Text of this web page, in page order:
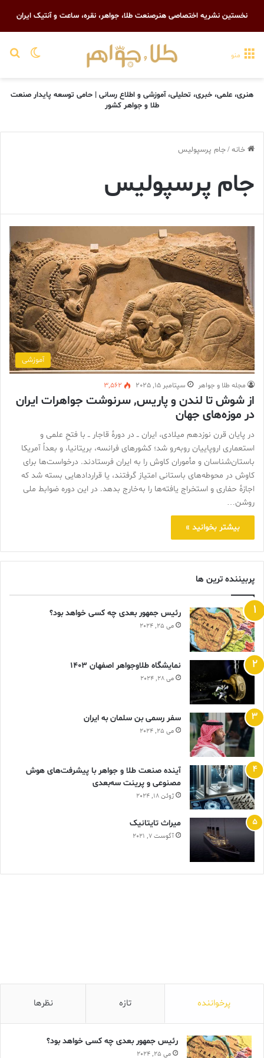
نخستین نشریه اختصاصی هنرصنعت طلا، جواهر، نقره، ساعت و آنتیک ایران
تغییر منو
هنری، علمی، خبری، تحلیلی، آموزشی و اطلاع رسانی | حامی توسعه پایدار صنعت
طلا و جواهر کشور
خانه/جام پرسپولیس
جام پرسپولیس
آموزشی
مجله طلا و جواهر سپتامبر 15, 2025 3,562
از شوش تا لندن و پاریس, سرنوشت جواهرات ایران
در موزه‌های جهان
در پایان قرن نوزدهم میلادی، ایران ــ در دورهٔ قاجار ــ با فتحِ علمی و
استعماری اروپاییان روبه‌رو شد؛ کشورهای فرانسه، بریتانیا، و بعداً آمریکا
باستان‌شناسان و مأموران کاوش را به ایران فرستادند. درخواست‌ها برای
کاوش در محوطه‌های باستانی امتیاز گرفتند، یا قراردادهایی بسته شد که
اجازهٔ حفاری و استخراج یافته‌ها را به‌خارج بدهد. در این دوره ضوابط ملی
روشن…
بیشتر بخوانید »
پربیننده ترین ها
رئیس جمهور بعدی چه کسی خواهد بود؟
می 25, 2024
نمایشگاه طلاوجواهر اصفهان 1403
می 28, 2024
سفر رسمی بن سلمان به ایران
می 25, 2024
آینده صنعت طلا و جواهر با پیشرفت‌های هوش
مصنوعی و پرینت سه‌بعدی
ژوئن 18, 2024
ميراث تايتانيک
آگوست 7, 2021
پرخواننده تازه نظرها
رئیس جمهور بعدی چه کسی خواهد بود؟
می 25, 2024